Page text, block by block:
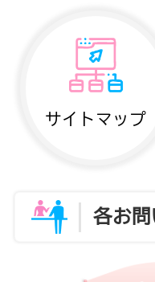
サイトマップ
各お問